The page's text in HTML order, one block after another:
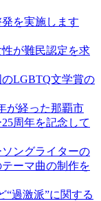
を実施します
が難民認定を求
のLGBTQ文学賞の
が経った那覇市
周年を記念して
ングライターの
ーマ曲の制作を
“過激派”に関する